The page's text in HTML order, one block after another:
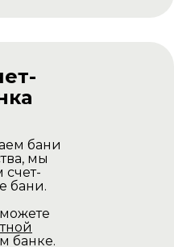
бани
мы
счет-
бани.
банке.